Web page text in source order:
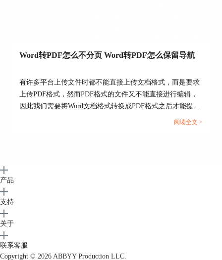
2.汉王
能对简单的图像进行文本识别，虽然识别准
文本识别软件，操作也比较简单，但也仅适用于简
行二次排版。
Word转PDF怎么不分页 Word转PDF怎么保留导航
有许多平台上传文件时都不能直接上传文档格式，而是要求
上传PDF格式，然而PDF格式的文件又不能直接进行编辑，
因此我们需要将Word文档格式转换成PDF格式之后才能提
交。但这也引发了一系列的问题，例如转换成Word文档后存
阅读全文 >
产品
支持
关于
联系客服
Copyright © 2026 ABBYY Production LLC.